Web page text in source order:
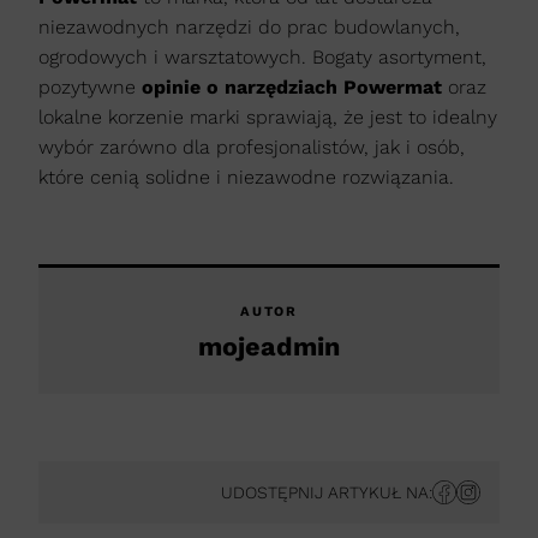
niezawodnych narzędzi do prac budowlanych,
ogrodowych i warsztatowych. Bogaty asortyment,
pozytywne opinie o narzędziach Powermat oraz
lokalne korzenie marki sprawiają, że jest to idealny
wybór zarówno dla profesjonalistów, jak i osób,
które cenią solidne i niezawodne rozwiązania.
AUTOR
mojeadmin
UDOSTĘPNIJ ARTYKUŁ NA: